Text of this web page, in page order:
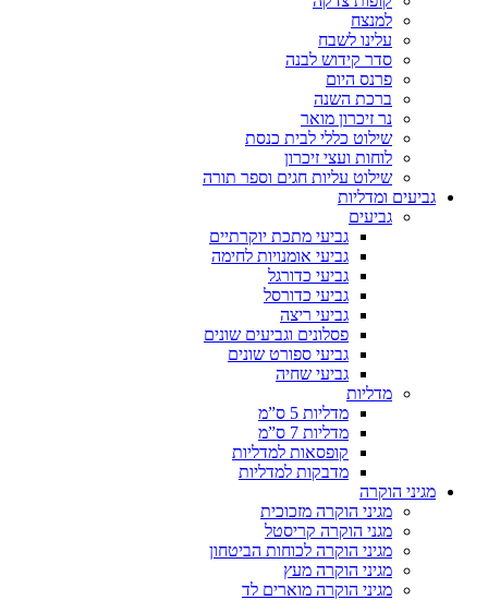
למנצח
עלינו לשבח
סדר קידוש לבנה
פרנס היום
ברכת השנה
נר זיכרון מואר
שילוט כללי לבית כנסת
לוחות ועצי זיכרון
שילוט עליות חגים וספר תורה
גביעים ומדליות
גביעים
גביעי מתכת יוקרתיים
גביעי אומנויות לחימה
גביעי כדורגל
גביעי כדורסל
גביעי ריצה
פסלונים וגביעים שונים
גביעי ספורט שונים
גביעי שחיה
מדליות
מדליות 5 ס”מ
מדליות 7 ס”מ
קופסאות למדליות
מדבקות למדליות
מגיני הוקרה
מגיני הוקרה מזכוכית
מגני הוקרה קריסטל
מגיני הוקרה לכוחות הביטחון
מגיני הוקרה מעץ
מגיני הוקרה מוארים לד